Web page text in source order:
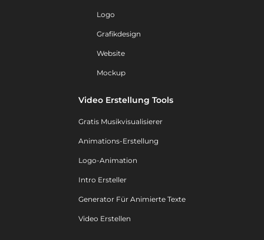
Logo
Grafikdesign
Website
Mockup
Video Erstellung Tools
Gratis Musikvisualisierer
Animations-Erstellung
Logo-Animation
Intro Ersteller
Generator Für Animierte Texte
Video Erstellen